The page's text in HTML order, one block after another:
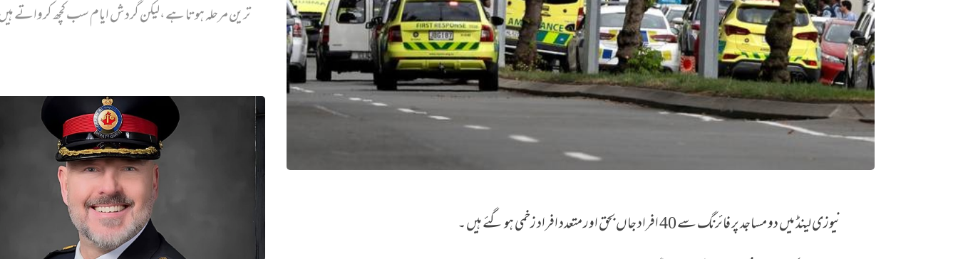
نیوزی لینڈ، مساجد پر حملوں میں 40 ہلاک
نیوزی لینڈ میں دو مساجد پر فائرنگ سے 40 افراد جاں بحق اور متعدد افراد زخمی ہو گئے ہیں ۔
ترین مرحلہ ہوتا ہے،لیکن گردش ایام سب کچھ کرواتے